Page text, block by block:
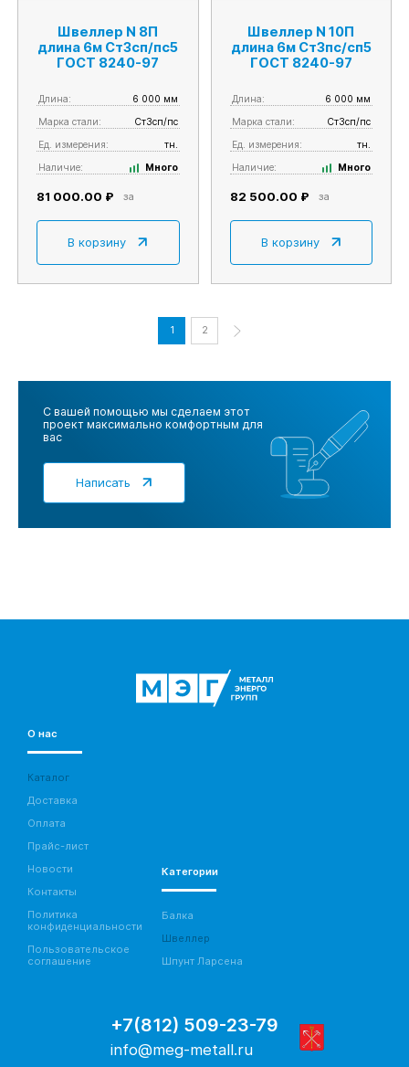
Швеллер N 8П
длина 6м Ст3сп/пс5
ГОСТ 8240-97
Длина:
6 000 мм
Марка стали:
Ст3сп/пс
Ед. измерения:
тн.
Наличие:
Много
81 000.00 ₽ за
В корзину
Швеллер N 10П
длина 6м Ст3пс/сп5
ГОСТ 8240-97
Длина:
6 000 мм
Марка стали:
Ст3сп/пс
Ед. измерения:
тн.
Наличие:
Много
82 500.00 ₽ за
В корзину
1 2
С вашей помощью мы сделаем этот
проект максимально комфортным для
вас
Написать
О нас
Каталог
Доставка
Оплата
Прайс-лист
Новости
Контакты
Политика
конфиденциальности
Пользовательское
соглашение
Категории
Балка
Швеллер
Шпунт Ларсена
+7(812) 509-23-79
info@meg-metall.ru